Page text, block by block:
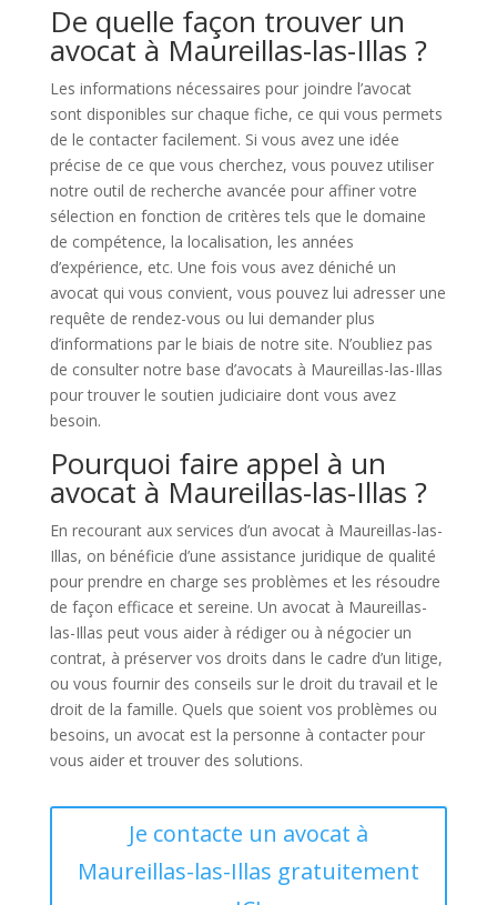
De quelle façon trouver un
avocat à Maureillas-las-Illas ?
Les informations nécessaires pour joindre l’avocat
sont disponibles sur chaque fiche, ce qui vous permets
de le contacter facilement. Si vous avez une idée
précise de ce que vous cherchez, vous pouvez utiliser
notre outil de recherche avancée pour affiner votre
sélection en fonction de critères tels que le domaine
de compétence, la localisation, les années
d’expérience, etc. Une fois vous avez déniché un
avocat qui vous convient, vous pouvez lui adresser une
requête de rendez-vous ou lui demander plus
d’informations par le biais de notre site. N’oubliez pas
de consulter notre base d’avocats à Maureillas-las-Illas
pour trouver le soutien judiciaire dont vous avez
besoin.
Pourquoi faire appel à un
avocat à Maureillas-las-Illas ?
En recourant aux services d’un avocat à Maureillas-las-
Illas, on bénéficie d’une assistance juridique de qualité
pour prendre en charge ses problèmes et les résoudre
de façon efficace et sereine. Un avocat à Maureillas-
las-Illas peut vous aider à rédiger ou à négocier un
contrat, à préserver vos droits dans le cadre d’un litige,
ou vous fournir des conseils sur le droit du travail et le
droit de la famille. Quels que soient vos problèmes ou
besoins, un avocat est la personne à contacter pour
vous aider et trouver des solutions.
Je contacte un avocat à
Maureillas-las-Illas gratuitement